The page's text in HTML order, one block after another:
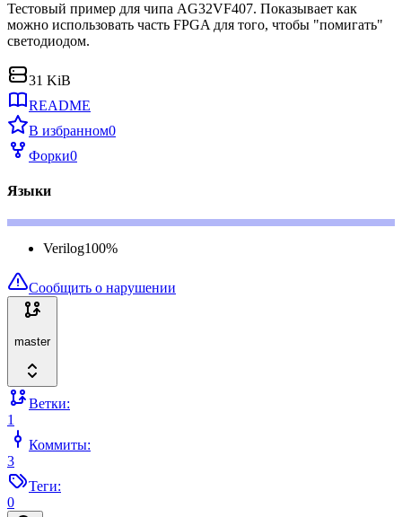
Тестовый пример для чипа AG32VF407. Показывает как
можно использовать часть FPGA для того, чтобы "помигать"
светодиодом.
31 KiB
README
В избранном0
Форки0
Языки
Verilog100%
Сообщить о нарушении
master
Ветки:
1
Коммиты:
3
Теги:
0